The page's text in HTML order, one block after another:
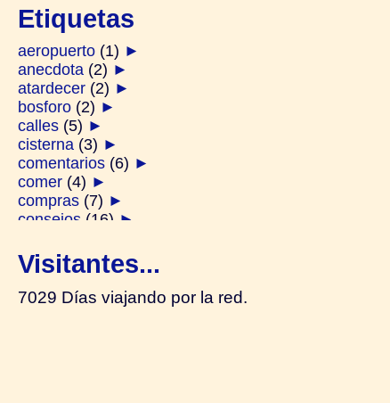
Etiquetas
aeropuerto (1) ►
anecdota (2) ►
atardecer (2) ►
bosforo (2) ►
calles (5) ►
cisterna (3) ►
comentarios (6) ►
comer (4) ►
compras (7) ►
consejos (16) ►
diarios (2) ►
ferry (2) ►
festivos (1) ►
Visitantes...
7029 Días viajando por la red.